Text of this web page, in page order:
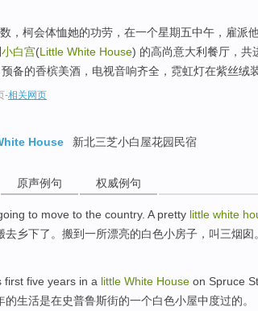
数，柯会体恤她的功劳，在一个星期五中午，雇派
小白宫(Little White House) 的高尚意大利餐厅，共
备的香槟美酒，电视音响齐全，霓虹灯在紫丝绒
-相关网页
House
新北三芝小白屋花园民宿
原声例句 权威例句
to move to the country. A pretty little white
去乡下了。搬到一所漂亮的白色小房子，叫三烟囱。
first five years in a little White House on Spruce
的生活是在史普鲁斯街的一个白色小屋中 度过的。